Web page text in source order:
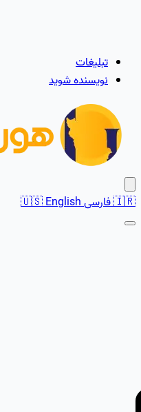
تبلیغات
نویسنده شوید
🇮🇷فارسی 🇺🇸English